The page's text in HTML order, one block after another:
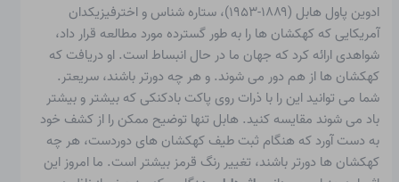
ادوین پاول هابل
(۱۸۸۹-۱۹۵۳)، ستاره شناس و اخترفیزیکدان
آمریکایی که کهکشان ها را به طور گسترده مورد مطالعه قرار داد،
شواهدی ارائه کرد که جهان ما در حال انبساط است. او دریافت که
کهکشان ها از هم دور می شوند. و هر چه دورتر باشند، سریعتر.
شما می توانید این را با ذرات روی پاکت بادکنکی که بیشتر و بیشتر
باد می شوند مقایسه کنید. هابل تنها توضیح ممکن را از کشف خود
به دست آورد که هنگام ثبت طیف کهکشان های دوردست، هر چه
کهکشان ها دورتر باشند، تغییر رنگ قرمز بیشتر است. ما امروز این